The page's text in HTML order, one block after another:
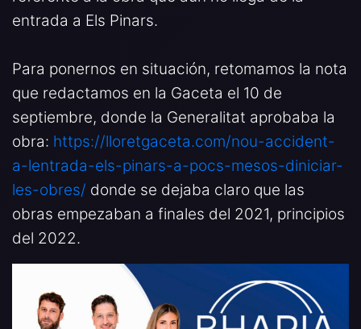
entrada a Els Pinars.
Para ponernos en situación, retomamos la nota
que redactamos en la Gaceta el 10 de
septiembre, donde la Generalitat aprobaba la
obra: https://lloretgaceta.com/nou-accident-
a-lentrada-els-pinars-a-pocs-mesos-diniciar-
les-obres/ donde se dejaba claro que las
obras empezaban a finales del 2021, principios
del 2022.